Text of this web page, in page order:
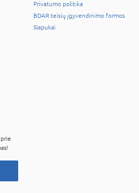
Privatumo politika
BDAR teisių įgyvendinimo formos
Slapukai